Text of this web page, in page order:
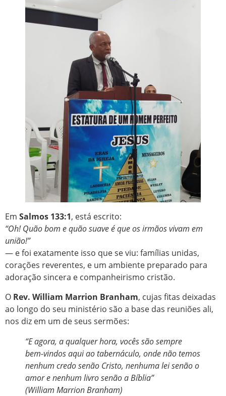
Em Salmos 133:1, está escrito:
“Oh! Quão bom e quão suave é que os irmãos vivam em
união!”
— e foi exatamente isso que se viu: famílias unidas,
corações reverentes, e um ambiente preparado para
adoração sincera e companheirismo cristão.
O Rev. William Marrion Branham, cujas fitas deixadas
ao longo do seu ministério são a base das reuniões ali,
nos diz em um de seus sermões:
“E agora, a qualquer hora, vocês são sempre
bem-vindos aqui ao tabernáculo, onde não temos
nenhum credo senão Cristo, nenhuma lei senão o
amor e nenhum livro senão a Bíblia”
(William Marrion Branham)